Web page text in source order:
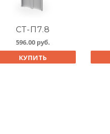
СТ-П7.8
596.00 руб.
КУПИТЬ